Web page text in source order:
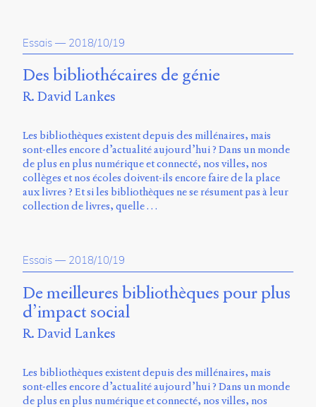
De
Émile
Greis,
Timothée
Servanne
Monjour,
Nicolas
Sauret
et
Marcello
2018
2020.
Essais — 2018/10/19
Des bibliothécaires de génie
R. David Lankes
Les bibliothèques existent depuis des millénaires, mais
sont-elles encore d’actualité aujourd’hui ? Dans un monde
de plus en plus numérique et connecté, nos villes, nos
collèges et nos écoles doivent-ils encore faire de la place
aux livres ? Et si les bibliothèques ne se résument pas à leur
collection de livres, quelle …
Essais — 2018/10/19
De meilleures bibliothèques pour plus
d’impact social
R. David Lankes
Les bibliothèques existent depuis des millénaires, mais
sont-elles encore d’actualité aujourd’hui ? Dans un monde
de plus en plus numérique et connecté, nos villes, nos